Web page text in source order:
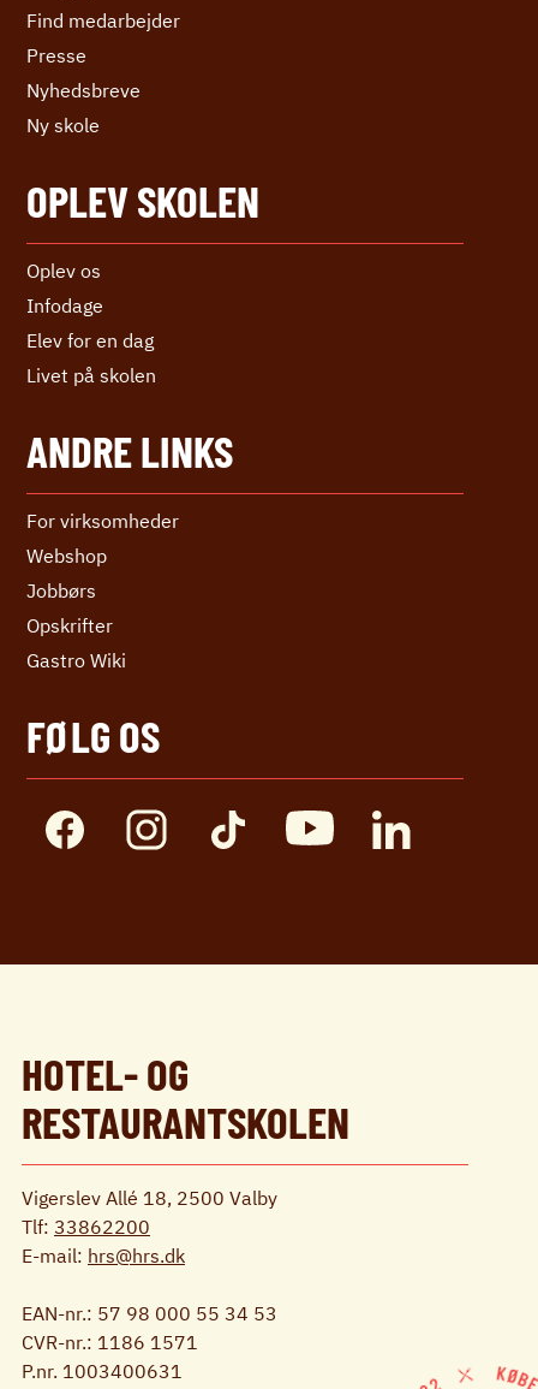
Find medarbejder
Presse
Nyhedsbreve
Ny skole
OPLEV SKOLEN
Oplev os
Infodage
Elev for en dag
Livet på skolen
ANDRE LINKS
For virksomheder
Webshop
Jobbørs
Opskrifter
Gastro Wiki
FØLG OS
HOTEL- OG
RESTAURANTSKOLEN
Vigerslev Allé 18, 2500 Valby
Tlf: 33862200
E-mail: hrs@hrs.dk
EAN-nr.: 57 98 000 55 34 53
CVR-nr.: 1186 1571
P.nr. 1003400631